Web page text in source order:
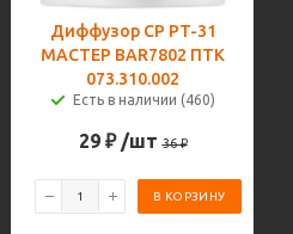
Диффузор CP PT-31
МАСТЕР BAR7802 ПТК
073.310.002
Есть в наличии (460)
29₽ /шт 36₽
В КОРЗИНУ